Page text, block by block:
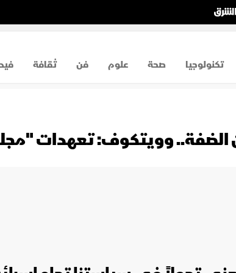
تكنولوجيا صحة علوم فن ثقافة
الضفة.. وويتكوف: تعهدات